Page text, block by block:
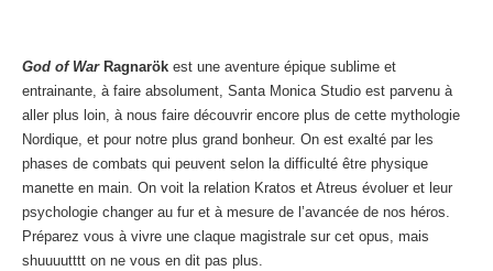
God of War Ragnarök est une aventure épique sublime et
entrainante, à faire absolument, Santa Monica Studio est parvenu à
aller plus loin, à nous faire découvrir encore plus de cette mythologie
Nordique, et pour notre plus grand bonheur. On est exalté par les
phases de combats qui peuvent selon la difficulté être physique
manette en main. On voit la relation Kratos et Atreus évoluer et leur
psychologie changer au fur et à mesure de l’avancée de nos héros.
Préparez vous à vivre une claque magistrale sur cet opus, mais
shuuuutttt on ne vous en dit pas plus.